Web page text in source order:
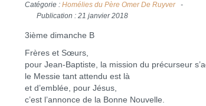
Catégorie :Homélies du Père Omer De Ruyver
Publication : 21 janvier 2018
3ième dimanche B
Frères et Sœurs,
pour Jean-Baptiste, la mission du précurseur
le Messie tant attendu est là
et d’emblée, pour Jésus,
c’est l’annonce de la Bonne Nouvelle.